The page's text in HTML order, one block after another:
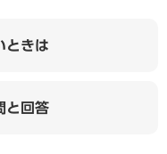
ときは
と回答